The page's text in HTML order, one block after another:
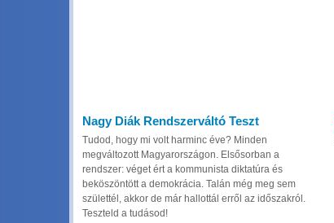
Nagy Diák Rendszerváltó Teszt
Tudod, hogy mi volt harminc éve? Minden
megváltozott Magyarországon. Elsősorban a
rendszer: véget ért a kommunista diktatúra és
beköszöntött a demokrácia. Talán még meg sem
születtél, akkor de már hallottál erről az időszakról.
Teszteld a tudásod!